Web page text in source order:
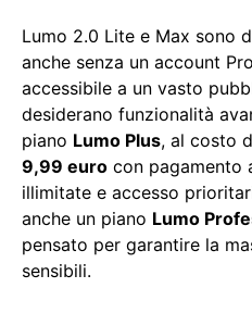
Lumo 2.0 Lite e Max sono
anche senza un account
accessibile a un vasto
desiderano funzionalità
piano Lumo Plus, al costo
9,99 euro con pagamento
illimitate e accesso
anche un piano Lumo
pensato per garantire la
sensibili.